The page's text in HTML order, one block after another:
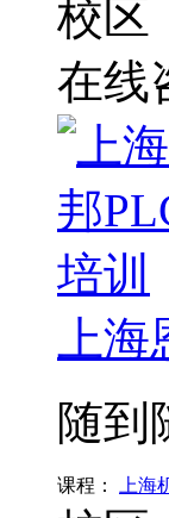
校区
在线
上
随到
课程： 上海